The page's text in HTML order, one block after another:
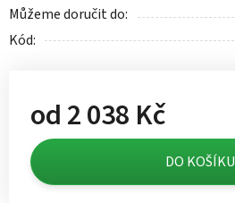
Můžeme doručit do:
Kód:
od2 038 Kč
Měrná cena:
DO KOŠÍKU